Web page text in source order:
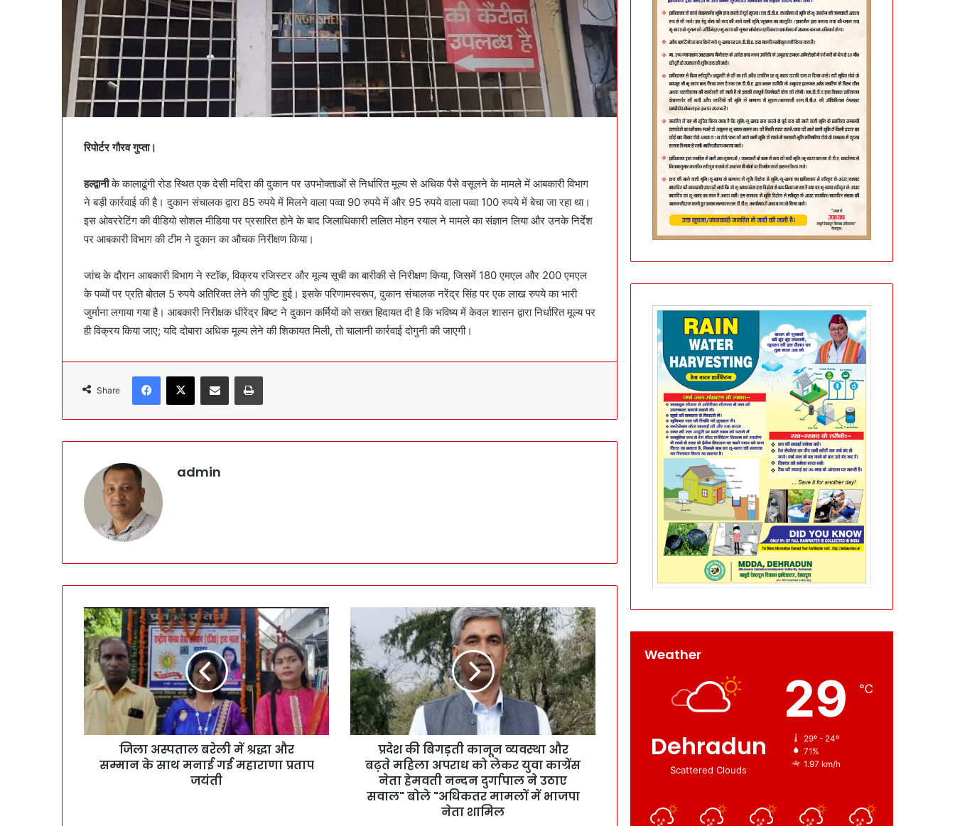
रिपोर्टर गौरव गुप्ता।
हल्द्वानीके कालाढूंगी रोड स्थित एक देसी मदिरा की दुकान पर उपभोक्ताओं से निर्धारित मूल्य से अधिक पैसे वसूलने के मामले में आबकारी विभाग
ने बड़ी कार्रवाई की है। दुकान संचालक द्वारा 85 रुपये में मिलने वाला पव्वा 90 रुपये में और 95 रुपये वाला पव्वा 100 रुपये में बेचा जा रहा था।
इस ओवररेटिंग की वीडियो सोशल मीडिया पर प्रसारित होने के बाद जिलाधिकारी ललित मोहन रयाल ने मामले का संज्ञान लिया और उनके निर्देश
पर आबकारी विभाग की टीम ने दुकान का औचक निरीक्षण किया।
जांच के दौरान आबकारी विभाग ने स्टॉक, विक्रय रजिस्टर और मूल्य सूची का बारीकी से निरीक्षण किया, जिसमें 180 एमएल और 200 एमएल
के पव्वों पर प्रति बोतल 5 रुपये अतिरिक्त लेने की पुष्टि हुई। इसके परिणामस्वरूप, दुकान संचालक नरेंद्र सिंह पर एक लाख रुपये का भारी
जुर्माना लगाया गया है। आबकारी निरीक्षक धीरेंद्र बिष्ट ने दुकान कर्मियों को सख्त हिदायत दी है कि भविष्य में केवल शासन द्वारा निर्धारित मूल्य पर
ही विक्रय किया जाए; यदि दोबारा अधिक मूल्य लेने की शिकायत मिली, तो चालानी कार्रवाई दोगुनी की जाएगी।
Share
admin
जिला अस्पताल बरेली में श्रद्धा और
सम्मान के साथ मनाई गई महाराणा प्रताप
जयंती
प्रदेश की बिगड़ती कानून व्यवस्था और
बढ़ते महिला अपराध को लेकर युवा काग्रेंस
नेता हेमवती नन्दन दुर्गापाल ने उठाए
सवाल" बोले "अधिकतर मामलों में भाजपा
नेता शामिल
Weather
Dehradun
Scattered Clouds
29 ℃
29º - 24º
71%
1.97 km/h